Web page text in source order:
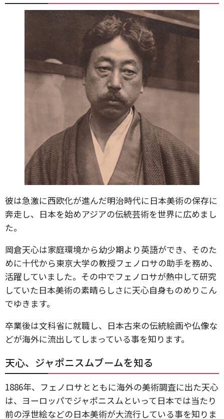
彼は急激に西欧化が進んだ明治時代に日本美術の保存に
奔走し、日本を始めアジアの伝統芸術を世界に広めまし
た。
岡倉天心は家庭環境から幼少期より英語ができ、そのた
めに十代から東京大学の教授フェノロサの助手を務め、
活躍していました。その中でフェノロサが熱中して研究
していた日本美術の素晴らしさに天心自身ものめりこん
でゆきます。
卒業後は文科省に就職し、日本古来の伝統絵画や仏像な
どが海外に流出してしまっている事を知ります。
天心、ジャポニスムブームを知る
1886年、フェノロサとともに海外の美術調査に出た天心
は、ヨーロッパでジャポニスムといって日本では当たり
前の浮世絵などの日本美術が大流行している事を知りま